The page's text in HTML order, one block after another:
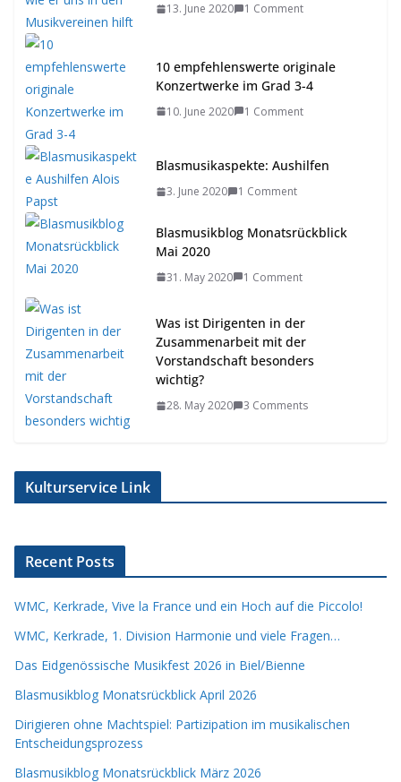
13. June 2020 1 Comment
10 empfehlenswerte originale
Konzertwerke im Grad 3-4
10. June 2020 1 Comment
Blasmusikaspekte: Aushilfen
3. June 2020 1 Comment
Blasmusikblog Monatsrückblick
Mai 2020
31. May 2020 1 Comment
Was ist Dirigenten in der
Zusammenarbeit mit der
Vorstandschaft besonders
wichtig?
28. May 2020 3 Comments
Kulturservice Link
Recent Posts
WMC, Kerkrade, Vive la France und ein Hoch auf die Piccolo!
WMC, Kerkrade, 1. Division Harmonie und viele Fragen…
Das Eidgenössische Musikfest 2026 in Biel/Bienne
Blasmusikblog Monatsrückblick April 2026
Dirigieren ohne Machtspiel: Partizipation im musikalischen
Entscheidungsprozess
Blasmusikblog Monatsrückblick März 2026